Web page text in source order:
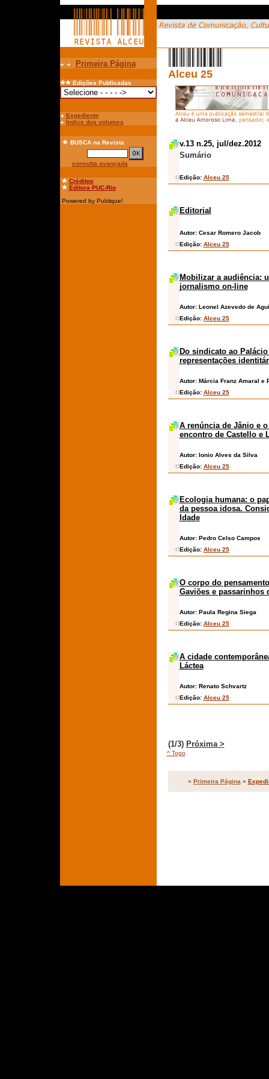
Primeira Página
Edições Publicadas
Expediente
Índice dos volumes
BUSCAna Revista
consulta avançada
Créditos
Editora PUC-Rio
Powered by Publique!
Alceu 25
v.13 n.25, jul/dez.2012
Sumário
Edição: Alceu 25
Editorial
Autor: Cesar Romero Jacob
Edição: Alceu 25
Mobilizar a audiência:
jornalismo on-line
Autor: Leonel Azevedo de
Edição: Alceu 25
Do sindicato ao
representações
Autor: Márcia Franz Amaral e
Edição: Alceu 25
A renúncia de Jânio e
encontro de Castello e
Autor: Ionio Alves da Silva
Edição: Alceu 25
Ecologia humana: o
da pessoa idosa.
Idade
Autor: Pedro Celso Campos
Edição: Alceu 25
O corpo do
Gaviões e passarinhos
Autor: Paula Regina Siega
Edição: Alceu 25
A cidade
Láctea
Autor: Renato Schvartz
Edição: Alceu 25
(1/3) Próxima >
^ Topo
» Primeira Página »